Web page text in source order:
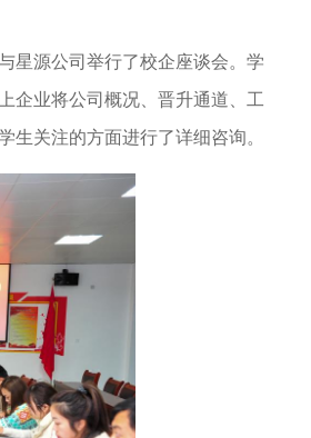
星源公司举行了校企座谈会。学
企业将公司概况、晋升通道、工
生关注的方面进行了详细咨询。